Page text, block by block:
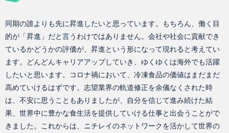
同期の誰よりも先に昇進したいと思っています。もちろん、働く目
的が「昇進」だと言うわけではありません。会社や社会に貢献でき
ているかどうかの評価が、昇進という形になって現れると考えてい
ます。どんどんキャリアアップしていき、ゆくゆくは海外でも活躍
したいと思います。コロナ禍において、冷凍食品の価値はまだまだ
高めていけるはずです。志望業界の軌道修正を余儀なくされた時
は、不安に思うこともありましたが、自分を信じて進み続けた結
果、世界中に豊かな食生活を提供していける仕事と出会うことがで
きました。これからは、ニチレイのネットワークを活かして世界の